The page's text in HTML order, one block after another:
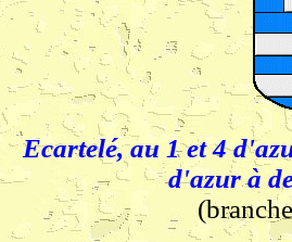
Ecartelé, au 1 et 4
d'azur à